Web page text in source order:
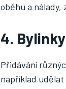
oběhu a nálady,
4. Bylinky
Přidávání
například